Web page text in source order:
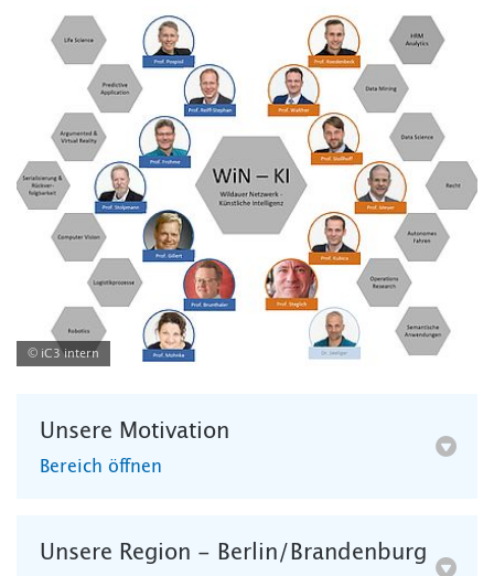
© iC3 intern
Unsere Motivation
Bereich öffnen
Unsere Region - Berlin/Brandenburg